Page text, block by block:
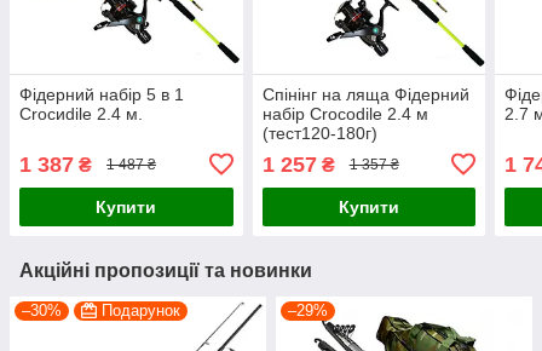
Фідерний набір 5 в 1
Сroсиdile 2.4 м.
1 387 ₴ 1 487 ₴
Купити
Спінінг на ляща Фідерний
набір Croсodile 2.4 м
(тест120-180г)
1 257₴ 1 357 ₴
Купити
2.7
1
Акційні пропозиції та новинки
–30% Подарунок –29%